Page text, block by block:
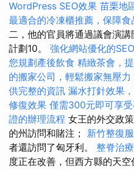
WordPress SEO效果 苗栗地
最適合的冷凍櫃推薦，保障食
二，他的官員將通過議會演
計劃10。 強化網站優化的
您規劃產後飲食 精緻茶會，
的搬家公司，輕鬆搬家無壓力
供完整的資訊 漏水打針效果
修復效果 僅需300元即可享
證的辦理流程 女王的外交政
的州訪問和賭注； 新竹整復
者還訪問了匈牙利。 整脊治療
度正在改善，但西方縣的天